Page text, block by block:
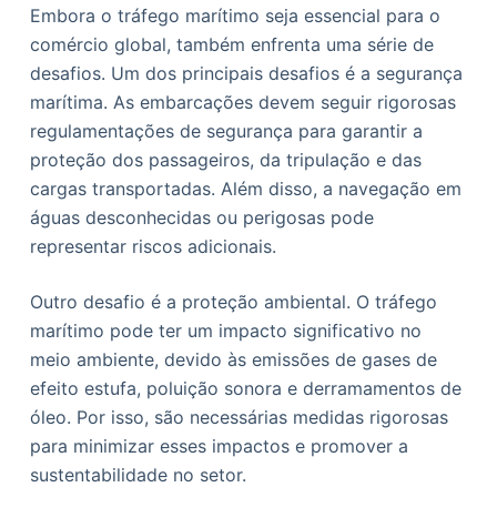
Embora o tráfego marítimo seja essencial para o
comércio global, também enfrenta uma série de
desafios. Um dos principais desafios é a segurança
marítima. As embarcações devem seguir rigorosas
regulamentações de segurança para garantir a
proteção dos passageiros, da tripulação e das
cargas transportadas. Além disso, a navegação em
águas desconhecidas ou perigosas pode
representar riscos adicionais.
Outro desafio é a proteção ambiental. O tráfego
marítimo pode ter um impacto significativo no
meio ambiente, devido às emissões de gases de
efeito estufa, poluição sonora e derramamentos de
óleo. Por isso, são necessárias medidas rigorosas
para minimizar esses impactos e promover a
sustentabilidade no setor.